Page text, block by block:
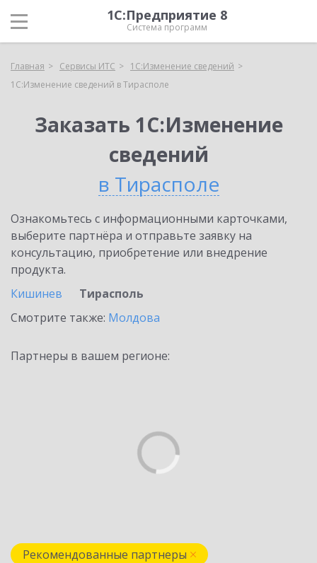
1С:Предприятие 8
Система программ
Главная Сервисы ИТС
1С:Изменение сведений
1С:Изменение сведений в Тирасполе
Заказать 1С:Изменение
сведений
в Тирасполе
Ознакомьтесь с информационными карточками,
выберите партнёра и отправьте заявку на
консультацию, приобретение или внедрение
продукта.
Кишинев
Тирасполь
Смотрите также: Молдова
Партнеры в вашем регионе:
Рекомендованные партнеры